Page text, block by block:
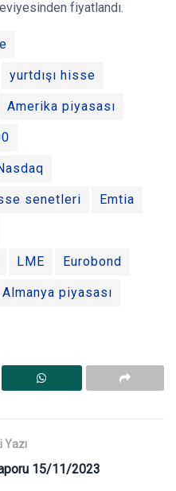
fiyatlandı.
yurtdışı hisse
Amerika piyasası
senetleri Emtia
LME Eurobond
Almanya piyasası
Yazı
15/11/2023